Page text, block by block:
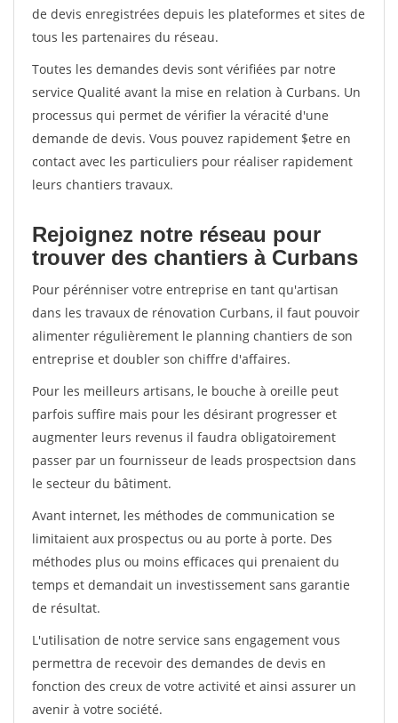
de devis enregistrées depuis les plateformes et sites de
tous les partenaires du réseau.
Toutes les demandes devis sont vérifiées par notre
service Qualité avant la mise en relation à Curbans. Un
processus qui permet de vérifier la véracité d'une
demande de devis. Vous pouvez rapidement $etre en
contact avec les particuliers pour réaliser rapidement
leurs chantiers travaux.
Rejoignez notre réseau pour
trouver des chantiers à Curbans
Pour pérénniser votre entreprise en tant qu'artisan
dans les travaux de rénovation Curbans, il faut pouvoir
alimenter régulièrement le planning chantiers de son
entreprise et doubler son chiffre d'affaires.
Pour les meilleurs artisans, le bouche à oreille peut
parfois suffire mais pour les désirant progresser et
augmenter leurs revenus il faudra obligatoirement
passer par un fournisseur de leads prospectsion dans
le secteur du bâtiment.
Avant internet, les méthodes de communication se
limitaient aux prospectus ou au porte à porte. Des
méthodes plus ou moins efficaces qui prenaient du
temps et demandait un investissement sans garantie
de résultat.
L'utilisation de notre service sans engagement vous
permettra de recevoir des demandes de devis en
fonction des creux de votre activité et ainsi assurer un
avenir à votre société.